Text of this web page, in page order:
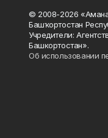
© 2008-2026
Башҡортостан
Учредители:
Башкортостан».
Об использовании